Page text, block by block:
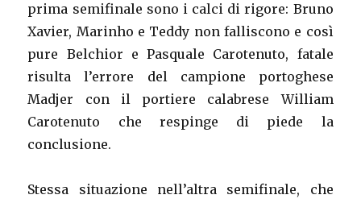
prima semifinale sono i calci di rigore: Bruno
Xavier, Marinho e Teddy non falliscono e così
pure Belchior e Pasquale Carotenuto, fatale
risulta l’errore del campione portoghese
Madjer con il portiere calabrese William
Carotenuto che respinge di piede la
conclusione.
Stessa situazione nell’altra semifinale, che